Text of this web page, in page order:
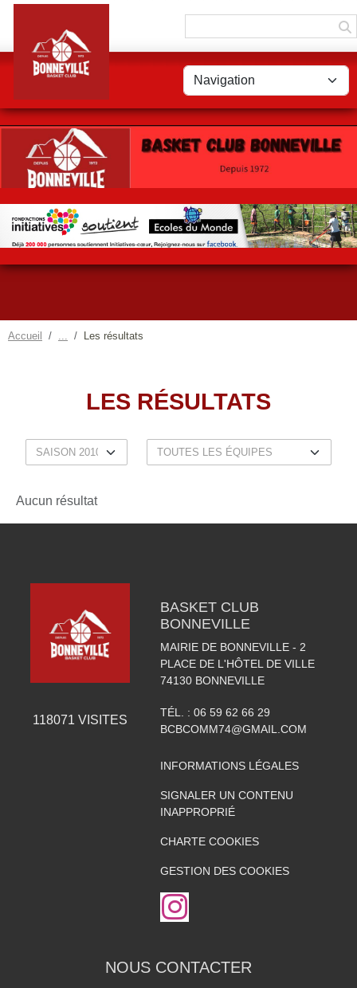
Accueil Les résultats
LES RÉSULTATS
Aucun résultat
118071 VISITES
BASKET CLUB
BONNEVILLE
MAIRIE DE BONNEVILLE - 2
PLACE DE L'HÔTEL DE VILLE
74130 BONNEVILLE
TÉL. : 06 59 62 66 29
BCBCOMM74@GMAIL.COM
INFORMATIONS LÉGALES
SIGNALER UN CONTENU
INAPPROPRIÉ
CHARTE COOKIES
GESTION DES COOKIES
NOUS CONTACTER